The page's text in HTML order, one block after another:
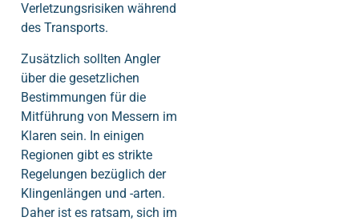
Verletzungsrisiken während
des Transports.
Zusätzlich sollten Angler
über die gesetzlichen
Bestimmungen für die
Mitführung von Messern im
Klaren sein. In einigen
Regionen gibt es strikte
Regelungen bezüglich der
Klingenlängen und -arten.
Daher ist es ratsam, sich im